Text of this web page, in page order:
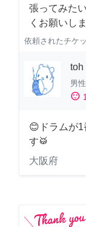
張ってみた
くお願いし
依頼されたチケ
toh
男性
sentiment_satisfied
😊ドラムが1
す🥁
大阪府